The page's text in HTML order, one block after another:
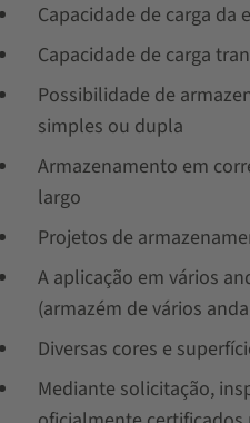
Capacidade de carga da
Capacidade de carga
Possibilidade de
simples ou dupla
Armazenamento em
largo
Projetos de
A aplicação em vários
(armazém de vários
Diversas cores e
Mediante solicitação,